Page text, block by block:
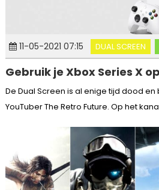
11-05-2021 07:15 DUAL SCREEN
Gebruik je Xbox Series X
De Dual Screen is al enige tijd dood
YouTuber The Retro Future. Op het